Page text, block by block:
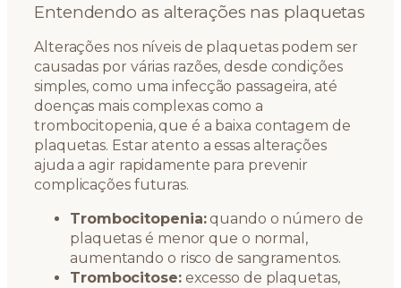
Entendendo as alterações nas plaquetas
Alterações nos níveis de plaquetas podem ser
causadas por várias razões, desde condições
simples, como uma infecção passageira, até
doenças mais complexas como a
trombocitopenia, que é a baixa contagem de
plaquetas. Estar atento a essas alterações
ajuda a agir rapidamente para prevenir
complicações futuras.
Trombocitopenia:quando o número de
plaquetas é menor que o normal,
aumentando o risco de sangramentos.
Trombocitose:excesso de plaquetas,